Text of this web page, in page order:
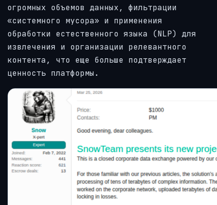
огромных объемов данных, фильтрации
«системного мусора» и применения
обработки естественного языка (NLP) для
извлечения и организации релевантного
контента, что еще больше подтверждает
ценность платформы.